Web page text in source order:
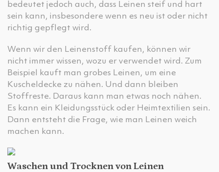
bedeutet jedoch auch, dass Leinen steif und hart
sein kann, insbesondere wenn es neu ist oder nicht
richtig gepflegt wird.
Wenn wir den Leinenstoff kaufen, können wir
nicht immer wissen, wozu er verwendet wird. Zum
Beispiel kauft man grobes Leinen, um eine
Kuscheldecke zu nähen. Und dann bleiben
Stoffreste. Daraus kann man etwas noch nähen.
Es kann ein Kleidungsstück oder Heimtextilien sein.
Dann entsteht die Frage, wie man Leinen weich
machen kann.
Waschen und Trocknen von Leinen